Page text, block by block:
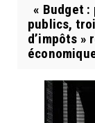
« Budget
publics,
d’impôts »